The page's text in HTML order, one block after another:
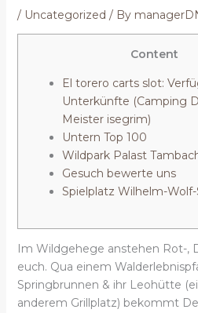
/ Uncategorized / By
Content
El torero carts slot:
Unterkünfte (Camping
Meister isegrim)
Untern Top 100
Wildpark Palast
Gesuch bewerte uns
Spielplatz Wilhelm-Wolf-
Im Wildgehege anstehen Rot-,
euch. Qua einem
Springbrunnen & ihr Leohütte
anderem Grillplatz) bekommt